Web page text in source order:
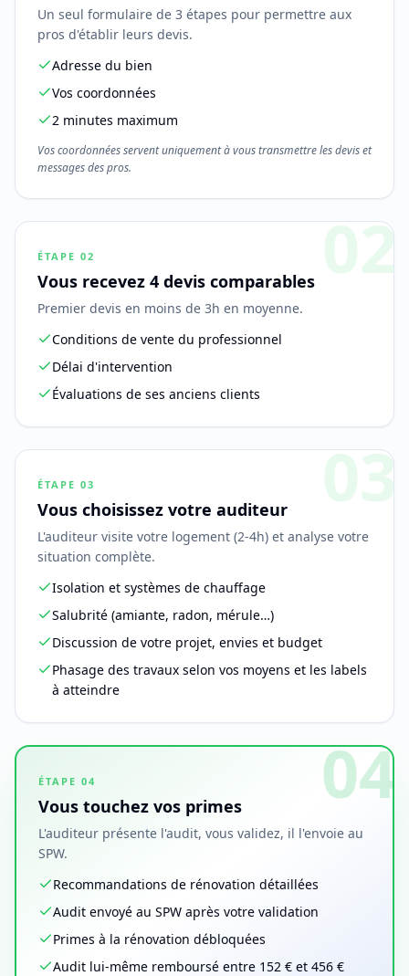
Un seul formulaire de 3 étapes pour permettre aux
pros d'établir leurs devis.
Adresse du bien
Vos coordonnées
2 minutes maximum
Vos coordonnées servent uniquement à vous transmettre les devis et
messages des pros.
02
ÉTAPE 02
Vous recevez 4 devis comparables
Premier devis en moins de 3h en moyenne.
Conditions de vente du professionnel
Délai d'intervention
Évaluations de ses anciens clients
03
ÉTAPE 03
Vous choisissez votre auditeur
L'auditeur visite votre logement (2-4h) et analyse votre
situation complète.
Isolation et systèmes de chauffage
Salubrité (amiante, radon, mérule…)
Discussion de votre projet, envies et budget
Phasage des travaux selon vos moyens et les labels
à atteindre
04
ÉTAPE 04
Vous touchez vos primes
L'auditeur présente l'audit, vous validez, il l'envoie au
SPW.
Recommandations de rénovation détaillées
Audit envoyé au SPW après votre validation
Primes à la rénovation débloquées
Audit lui-même remboursé entre 152 € et 456 €